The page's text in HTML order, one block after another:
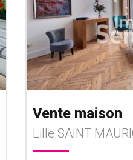
Vente maison
Lille SAINT